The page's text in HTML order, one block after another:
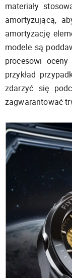
materiały
amortyzującą,
amortyzację
modele są
procesowi
przykład
zdarzyć się
zagwarantować